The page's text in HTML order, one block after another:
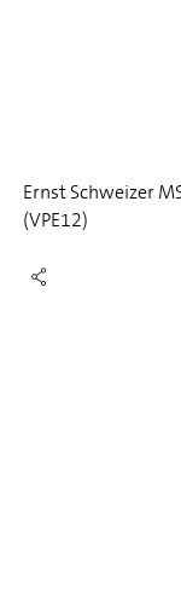
Ernst Schweizer
(VPE12)